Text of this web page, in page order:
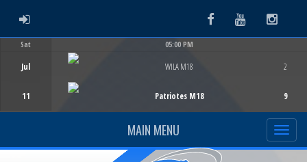
ADMIN LOGIN FacebookYoutube
Sat
Jul
11
05:00 PM
WILA M18
Patriotes M18
2
9
MAIN MENU